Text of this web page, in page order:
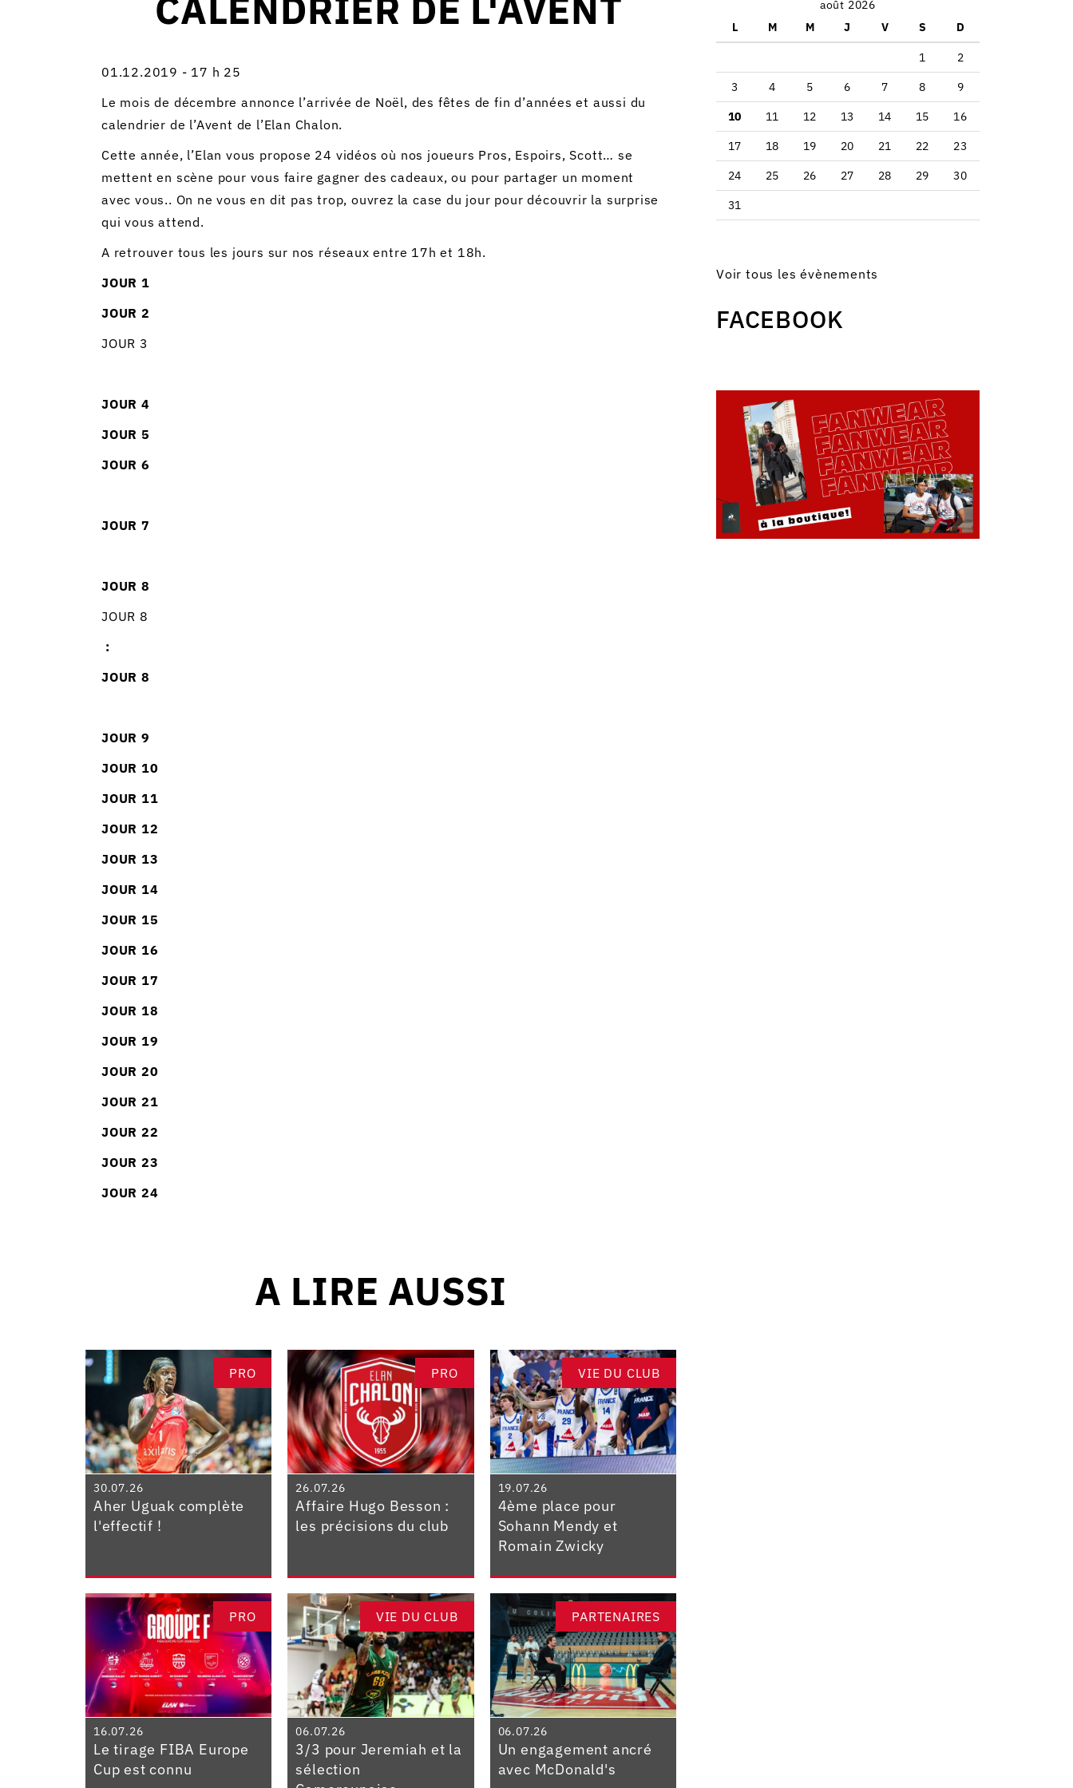
01.12.2019 - 17 h 25
Le mois de décembre annonce l’arrivée de Noël, des fêtes de fin d’années et aussi du
calendrier de l’Avent de l’Elan Chalon.
Cette année, l’Elan vous propose 24 vidéos où nos joueurs Pros, Espoirs, Scott… se
mettent en scène pour vous faire gagner des cadeaux, ou pour partager un moment
avec vous.. On ne vous en dit pas trop, ouvrez la case du jour pour découvrir la surprise
qui vous attend.
A retrouver tous les jours sur nos réseaux entre 17h et 18h.
JOUR 1
JOUR 2
JOUR 3
JOUR 4
JOUR 5
JOUR 6
JOUR 7
JOUR 8
JOUR 8
:
JOUR 8
JOUR 9
JOUR 10
JOUR 11
JOUR 12
JOUR 13
JOUR 14
JOUR 15
JOUR 16
JOUR 17
JOUR 18
JOUR 19
JOUR 20
JOUR 21
JOUR 22
JOUR 23
JOUR 24
A LIRE AUSSI
PRO
30.07.26
Aher Uguak complète
l'effectif !
PRO
26.07.26
Affaire Hugo Besson :
les précisions du club
VIE DU CLUB
19.07.26
4ème place pour
Sohann Mendy et
Romain Zwicky
PRO
16.07.26
Le tirage FIBA Europe
Cup est connu
VIE DU CLUB
06.07.26
3/3 pour Jeremiah et la
sélection
PARTENAIRES
06.07.26
Un engagement ancré
avec McDonald's
août 2026
L
M M J V S D
1 2
3 4 5 6 7 8 9
10 11 12 13 14 15 16
17 18 19 20 21 22 23
24 25 26 27 28 29 30
31
Voir tous les évènements
FACEBOOK